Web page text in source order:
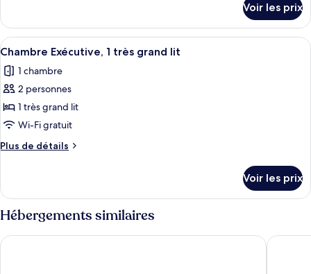
Chambre
Deluxe,
1
grand
lit
le
type
de
Chambre
Deluxe,
grand
lit
Voir les prix
Afficher
toutes
les
photos
pour
ce
type
de
Chambre
Exécutive,
1
très
Literie de qualité supérieure, couette
6
Chambre Exécutive, 1 très grand lit
1 chambre
2 personnes
1 très grand lit
Wi-Fi gratuit
Plus de détails
Plus
le
type
de
chambre
Chambre
Voir les prix
Hébergements similaires
Brackenhurst Conference and Retreat Centre Oltotoi